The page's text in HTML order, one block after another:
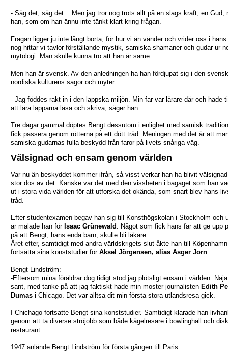
- Säg det, säg det....Men jag tror nog trots allt på en slags kraft, en Gud,
han, som om han ännu inte tänkt klart kring frågan.
Frågan ligger ju inte långt borta, för hur vi än vänder och vrider oss i
nog hittar vi tavlor förställande mystik, samiska shamaner och gudar ur
mytologi. Man skulle kunna tro att han är same.
Men han är svensk. Av den anledningen ha han fördjupat sig i den
nordiska kulturens sagor och myter.
- Jag föddes rakt in i den lappska miljön. Min far var lärare där och hade
att lära lapparna läsa och skriva, säger han.
Tre dagar gammal döptes Bengt dessutom i enlighet med samisk
fick passera genom rötterna på ett dött träd. Meningen med det är att
samiska gudarnas fulla beskydd från faror på livets snåriga väg.
Välsignad och ensam genom världen
Var nu än beskyddet kommer ifrån, så visst verkar han ha blivit
stor dos av det. Kanske var det med den vissheten i bagaget som han
ut i stora vida världen för att utforska det okända, som snart blev hans
tråd.
Efter studentexamen begav han sig till Konsthögskolan i Stockholm och
år målade han för Isaac Grünewald . Något som fick hans far att ge upp
på att Bengt, hans enda barn, skulle bli läkare.
Året efter, samtidigt med andra världskrigets slut åkte han till
fortsätta sina konststudier för Aksel Jörgensen, alias Asger Jorn.
Bengt Lindström:
-Eftersom mina föräldrar dog tidigt stod jag plötsligt ensam i världen.
sant, med tanke på att jag faktiskt hade min moster journalisten Edith
Dumas i Chicago. Det var alltså dit min första stora utlandsresa gick.
I Chichago fortsatte Bengt sina konststudier. Samtidigt klarade han
genom att ta diverse ströjobb som både kägelresare i bowlinghall och
restaurant.
1947 anlände Bengt Lindström för första gången till Paris.